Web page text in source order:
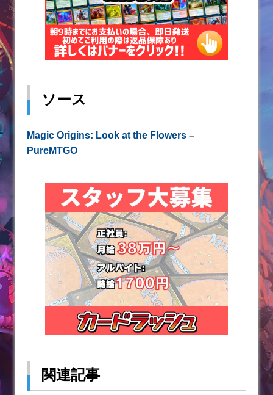
ソース
PureMTGO
関連記事